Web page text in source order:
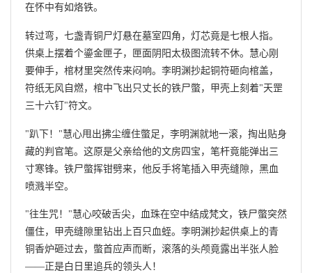
在怀中有如烙铁。
转过弯，七盏青铜尸灯悬在墓室四角，灯芯竟是七根人指。
供桌上摆着个鎏金匣子，匣面阴阳太极图流转不休。慧心刚
要伸手，棺材里突然传来闷响。李明渊抄起铜符砸向棺盖，
符纸无风自燃，棺中飞出只丈长的铁尸蟞，甲壳上刻着"天罡
三十六钉"符文。
"趴下！"慧心甩出拂尘缠住蟞足，李明渊就地一滚，掏出贴身
藏的判官笔。这原是父亲给他的文房四宝，笔杆竟能弹出三
寸寒锋。铁尸蟞挥钳劈来，他反手将笔插入甲壳缝隙，黑血
喷溅半空。
"往生咒！"慧心咬破舌尖，血珠在空中结成梵文，铁尸蟞突然
僵住，甲壳缝隙里钻出上百只血蛭。李明渊抄起供桌上的青
铜香炉砸过去，蟞首应声而断，滚落的头颅竟露出半张人脸
——正是白日里追兵的领头人！